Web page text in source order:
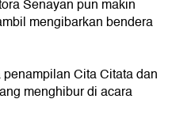
Senayan pun makin
mengibarkan bendera
Cita Citata dan
menghibur di acara